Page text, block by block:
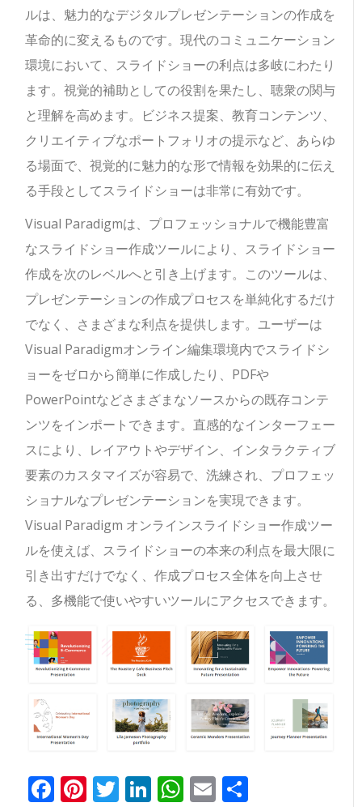
ルは、魅力的なデジタルプレゼンテーションの作成を
革命的に変えるものです。現代のコミュニケーション
環境において、スライドショーの利点は多岐にわたり
ます。視覚的補助としての役割を果たし、聴衆の関与
と理解を高めます。ビジネス提案、教育コンテンツ、
クリエイティブなポートフォリオの提示など、あらゆ
る場面で、視覚的に魅力的な形で情報を効果的に伝え
る手段としてスライドショーは非常に有効です。
Visual Paradigmは、プロフェッショナルで機能豊富
なスライドショー作成ツールにより、スライドショー
作成を次のレベルへと引き上げます。このツールは、
プレゼンテーションの作成プロセスを単純化するだけ
でなく、さまざまな利点を提供します。ユーザーは
Visual Paradigmオンライン編集環境内でスライドシ
ョーをゼロから簡単に作成したり、PDFや
PowerPointなどさまざまなソースからの既存コンテ
ンツをインポートできます。直感的なインターフェー
スにより、レイアウトやデザイン、インタラクティブ
要素のカスタマイズが容易で、洗練され、プロフェッ
ショナルなプレゼンテーションを実現できます。
Visual Paradigm オンラインスライドショー作成ツー
ルを使えば、スライドショーの本来の利点を最大限に
引き出すだけでなく、作成プロセス全体を向上させ
る、多機能で使いやすいツールにアクセスできます。
Facebook
Pinterest
Twitter
LinkedIn
WhatsApp
Email